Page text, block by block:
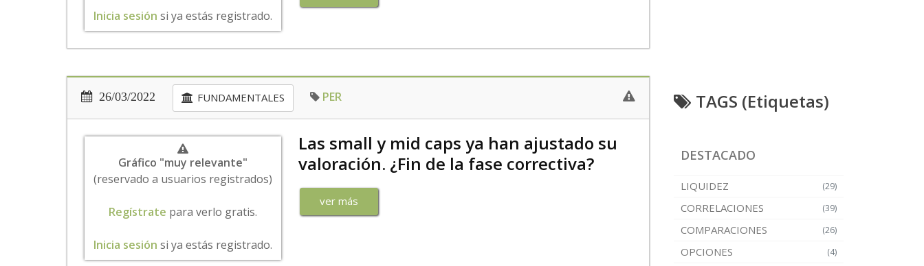
Inicia sesión si ya estás registrado.
26/03/2022 FUNDAMENTALES PER
Gráfico "muy relevante"
(reservado a usuarios registrados)
Regístrate para verlo gratis.
Inicia sesión si ya estás registrado.
Las small y mid caps ya han ajustado su
valoración. ¿Fin de la fase correctiva?
ver más
TAGS (Etiquetas)
DESTACADO
(29)
LIQUIDEZ
(39)
CORRELACIONES
(26)
COMPARACIONES
(4)
OPCIONES